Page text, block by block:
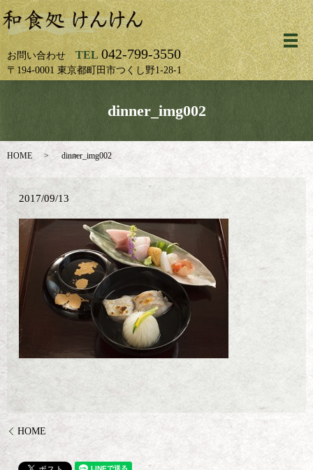
お問い合わせTEL 042-799-3550
〒194-0001 東京都町田市つくし野1-28-1
メ
dinner_img002
HOME dinner_img002
2017/09/13
HOME